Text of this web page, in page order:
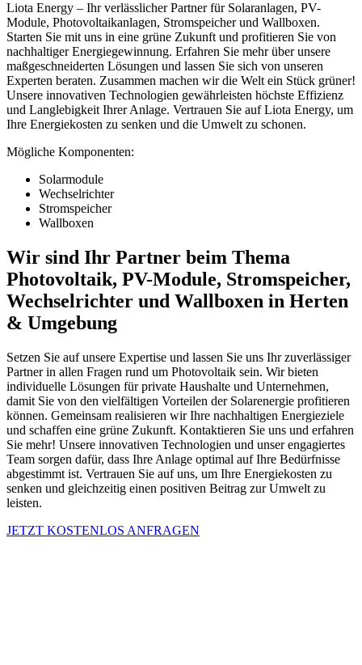
Liota Energy – Ihr verlässlicher Partner für Solaranlagen, PV-
Module, Photovoltaikanlagen, Stromspeicher und Wallboxen.
Starten Sie mit uns in eine grüne Zukunft und profitieren Sie von
nachhaltiger Energiegewinnung. Erfahren Sie mehr über unsere
maßgeschneiderten Lösungen und lassen Sie sich von unseren
Experten beraten. Zusammen machen wir die Welt ein Stück grüner!
Unsere innovativen Technologien gewährleisten höchste Effizienz
und Langlebigkeit Ihrer Anlage. Vertrauen Sie auf Liota Energy, um
Ihre Energiekosten zu senken und die Umwelt zu schonen.
Mögliche Komponenten:
Solarmodule
Wechselrichter
Stromspeicher
Wallboxen
Wir sind Ihr Partner beim Thema
Photovoltaik, PV-Module, Stromspeicher,
Wechselrichter und Wallboxen in Herten
& Umgebung
Setzen Sie auf unsere Expertise und lassen Sie uns Ihr zuverlässiger
Partner in allen Fragen rund um Photovoltaik sein. Wir bieten
individuelle Lösungen für private Haushalte und Unternehmen,
damit Sie von den vielfältigen Vorteilen der Solarenergie profitieren
können. Gemeinsam realisieren wir Ihre nachhaltigen Energieziele
und schaffen eine grüne Zukunft. Kontaktieren Sie uns und erfahren
Sie mehr! Unsere innovativen Technologien und unser engagiertes
Team sorgen dafür, dass Ihre Anlage optimal auf Ihre Bedürfnisse
abgestimmt ist. Vertrauen Sie auf uns, um Ihre Energiekosten zu
senken und gleichzeitig einen positiven Beitrag zur Umwelt zu
leisten.
JETZT KOSTENLOS ANFRAGEN